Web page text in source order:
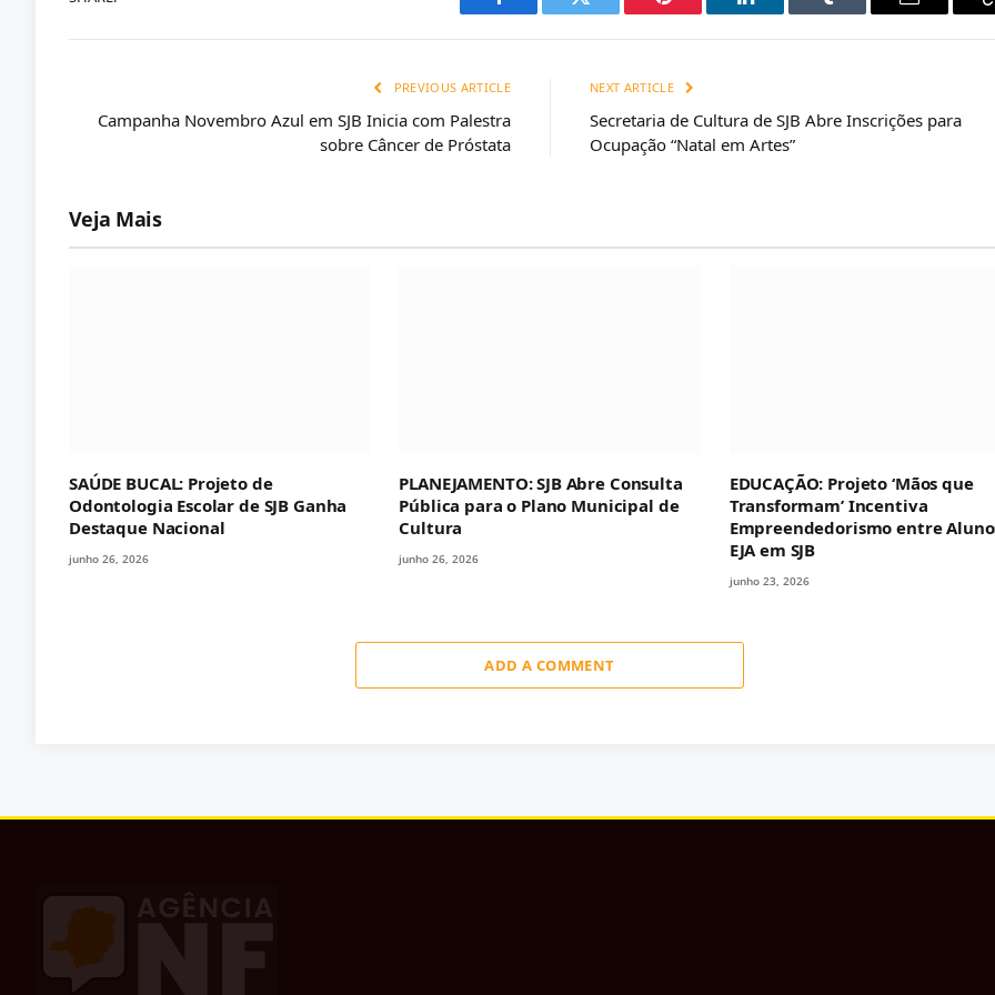
Facebook Twitter Pinterest LinkedIn Tumblr Email
PREVIOUS ARTICLE
Campanha Novembro Azul em SJB Inicia com Palestra
sobre Câncer de Próstata
NEXT ARTICLE
Secretaria de Cultura de SJB Abre Inscrições para
Ocupação “Natal em Artes”
Veja Mais
SAÚDE BUCAL: Projeto de
Odontologia Escolar de SJB Ganha
Destaque Nacional
junho 26, 2026
PLANEJAMENTO: SJB Abre Consulta
Pública para o Plano Municipal de
Cultura
junho 26, 2026
EDUCAÇÃO: Projeto ‘Mãos que
Transformam’ Incentiva
Empreendedorismo entre
EJA em SJB
junho 23, 2026
ADD A COMMENT